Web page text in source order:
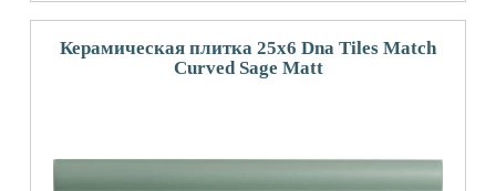
Керамическая плитка 25x6 Dna Tiles Match
Curved Sage Matt